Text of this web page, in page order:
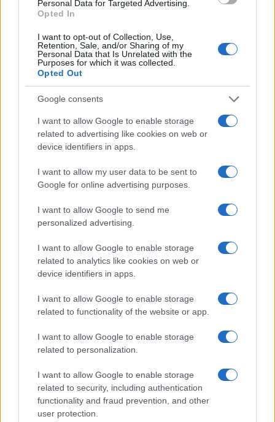
Personal Data for Targeted Advertising.
Opted In
I want to opt-out of Collection, Use,
Retention, Sale, and/or Sharing of my
Personal Data that Is Unrelated with the
Purposes for which it was collected.
Opted Out
Google consents
I want to allow Google to enable storage
related to advertising like cookies on web or
device identifiers in apps.
I want to allow my user data to be sent to
Google for online advertising purposes.
I want to allow Google to send me
personalized advertising.
I want to allow Google to enable storage
related to analytics like cookies on web or
device identifiers in apps.
I want to allow Google to enable storage
related to functionality of the website or app.
I want to allow Google to enable storage
related to personalization.
I want to allow Google to enable storage
related to security, including authentication
functionality and fraud prevention, and other
user protection.
του κορωνοϊού. “Είναι απογοητευτικό, αλλά όχι τελείως
εμβόλιο που αναπτύχθηκε ως απάντηση σε μια
προηγούμενη παραλλαγή. Φαίνεται πάντως πολύ
απογοητευτικό να βλέπει κανείς μια τόσο γρήγορη
μείωση (της αποτελεσματικότητας) κατά της Όμικρον”,
δήλωσε ο επικεφαλής ερευνητής Έλι Ρόζενμπεργκ του
Τμήματος Υγείας της Πολιτείας της Νέας Υόρκης.
Πάντως οι ειδικοί συνεχίζουν να συνιστούν το εμβόλιο
για τα παιδιά, καθώς δεν παύει να προστατεύει κατά της
βαριάς νόσου Covid-19. Πρέπει να δώσουμε σαφώς
έμφαση στο ίδιο το ντόνατ και όχι στην τρύπα του,
Έντουαρντς του Πανεπιστημίου Βάντερμπιλτ του Τενεσί.
Τα ευρήματα, σύμφωνα με τον δρα Ρόζενμπεργκ,
εγείρουν τα ερωτήματα ποιά είναι η σωστή δόση στα
μικρά παιδιά, πόσες δόσεις πρέπει να χορηγούνται και
παιδιά 5-11 ετών έχει κάνει δύο δόσεις του εμβολίου
Covid-19 (το CDC δεν έχει συστήσει ακόμη τρίτη
δεν έχει ακόμη εγκρίνει το εμβόλιο για τα παιδιά κάτω
των πέντε ετών. Οι Pfizer και ΒioNTech συνεχίζουν να
δοκιμάζουν μια τρίτη δόση τόσο σε παιδιά 5-11 ετών, όσο
και κάτω των πέντε ετών, με τα αποτελέσματα να
αναμένονται μέσα σε μερικές εβδομάδες.